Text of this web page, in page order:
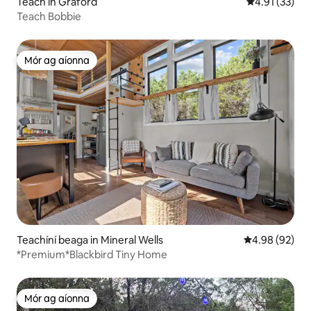
Teach Bobbie
Mór ag aíonna
Mór ag aíonna
Teachíní beaga in Mineral Wells Meánrátáil
4.98 (92)
*Premium*Blackbird Tiny Home
Mór ag aíonna
Mór ag aíonna